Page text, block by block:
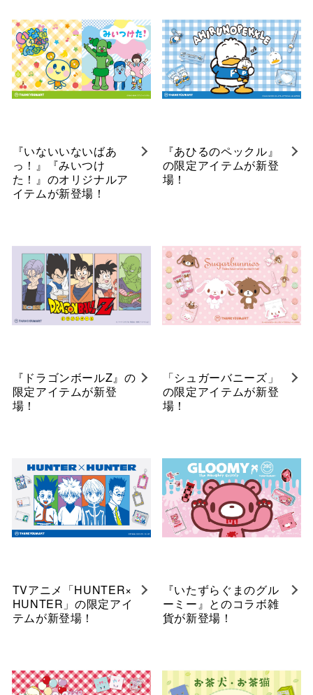
『いないいないばあ
っ！』『みいつけ
た！』のオリジナルア
イテムが新登場！
『あひるのペックル』
の限定アイテムが新登
場！
『ドラゴンボールZ』の
限定アイテムが新登
場！
「シュガーバニーズ」
の限定アイテムが新登
場！
TVアニメ「HUNTER×
HUNTER」の限定アイ
テムが新登場！
『いたずらぐまのグル
ーミー』とのコラボ雑
貨が新登場！